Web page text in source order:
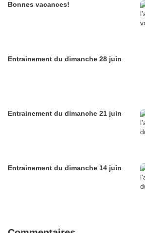
Bonnes vacances!
Entrainement du dimanche 28 juin
Entrainement du dimanche 21 juin
Entrainement du dimanche 14 juin